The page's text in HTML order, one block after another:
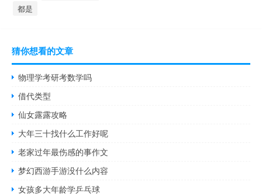
都是
猜你想看的文章
物理学考研考数学吗
借代类型
仙女露露攻略
大年三十找什么工作好呢
老家过年最伤感的事作文
梦幻西游手游没什么内容
女孩多大年龄学乒乓球